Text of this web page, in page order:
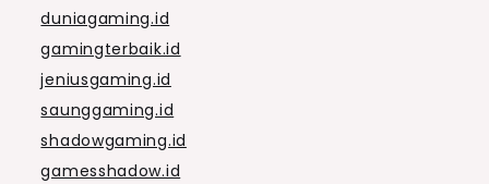
duniagaming.id
gamingterbaik.id
jeniusgaming.id
saunggaming.id
shadowgaming.id
gamesshadow.id